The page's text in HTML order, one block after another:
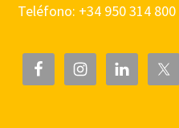
Teléfono: +34 950 314 800